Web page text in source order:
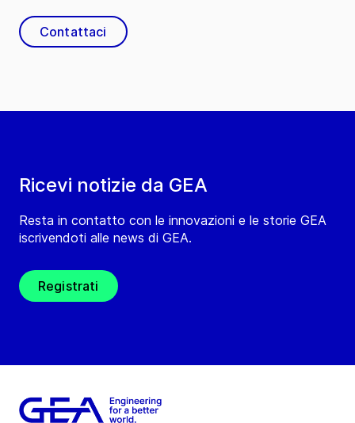
Ricevi notizie da GEA
Resta in contatto con le innovazioni e le storie GEA
iscrivendoti alle news di GEA.
Registrati
Contattaci